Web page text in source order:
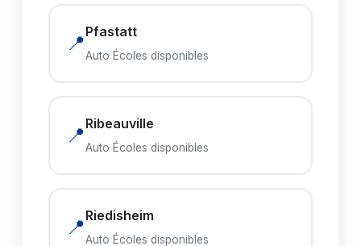
📍 Pfastatt
Auto Écoles disponibles
📍 Ribeauville
Auto Écoles disponibles
📍 Riedisheim
Auto Écoles disponibles